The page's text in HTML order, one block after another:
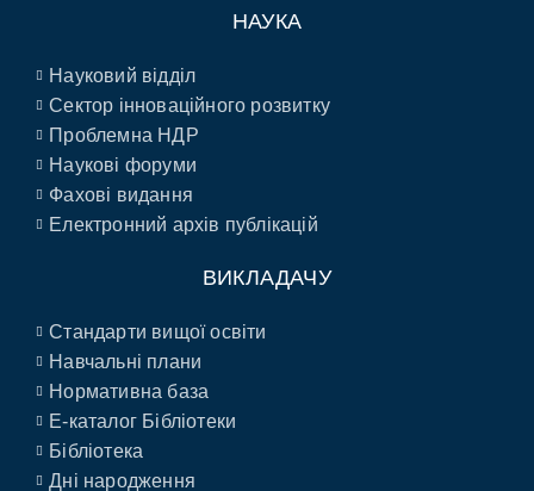
НАУКА
Науковий відділ
Сектор інноваційного розвитку
Проблемна НДР
Наукові форуми
Фахові видання
Електронний архів публікацій
ВИКЛАДАЧУ
Стандарти вищої освіти
Навчальні плани
Нормативна база
E-каталог Бібліотеки
Бібліотека
Дні народження